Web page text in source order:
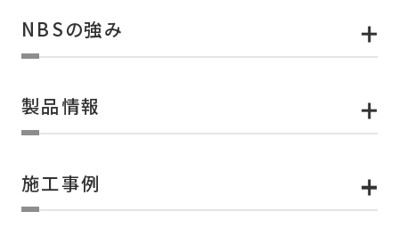
NBSの強み
製品情報
施工事例